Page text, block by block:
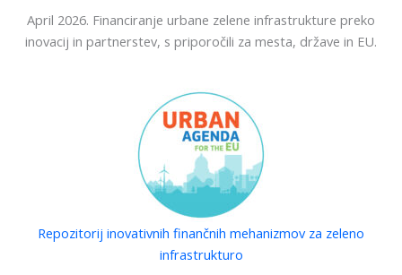
April 2026. Financiranje urbane zelene infrastrukture preko
inovacij in partnerstev, s priporočili za mesta, države in EU.
Repozitorij inovativnih finančnih mehanizmov za zeleno
infrastrukturo